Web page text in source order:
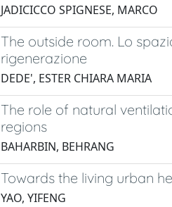
JADICICCO SPIGNESE, MARCO
The outside room. Lo
rigenerazione
DEDE', ESTER CHIARA MARIA
The role of natural
regions
BAHARBIN, BEHRANG
Towards the living urban
YAO, YIFENG